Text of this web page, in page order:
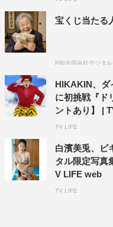
宝くじ当たる
PR(合同会社デジタ
HIKAKIN、ダ
に初挑戦『ド
ントあり】 |
TV LIFE
白濱美兎、
タル限定写真
V LIFE web
TV LIFE